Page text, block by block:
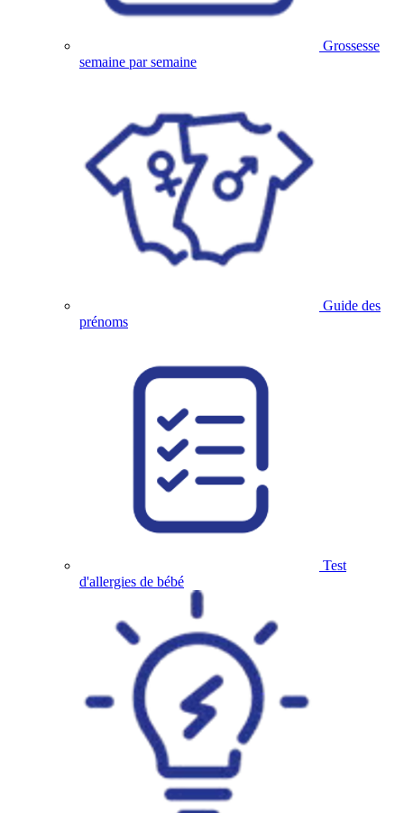
Grossesse
semaine par semaine
Guide des
prénoms
Test
d'allergies de bébé